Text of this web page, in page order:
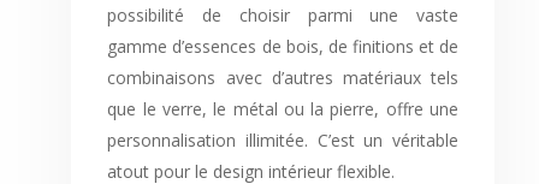
possibilité de choisir parmi une vaste
gamme d’essences de bois, de finitions et de
combinaisons avec d’autres matériaux tels
que le verre, le métal ou la pierre, offre une
personnalisation illimitée. C’est un véritable
atout pour le design intérieur flexible.